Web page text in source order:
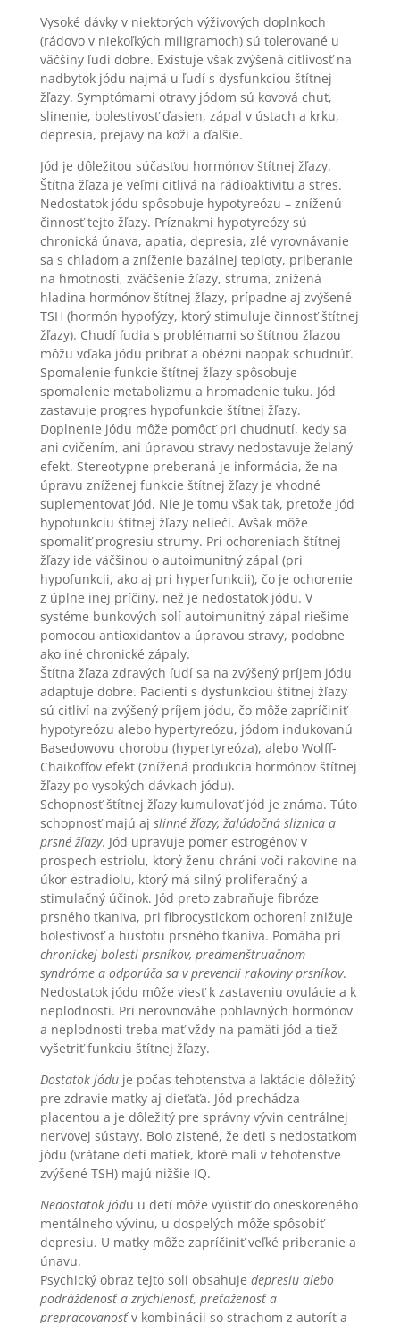
Vysoké dávky v niektorých výživových doplnkoch
(rádovo v niekoľkých miligramoch) sú tolerované u
väčšiny ľudí dobre. Existuje však zvýšená citlivosť na
nadbytok jódu najmä u ľudí s dysfunkciou štítnej
žľazy. Symptómami otravy jódom sú kovová chuť,
slinenie, bolestivosť ďasien, zápal v ústach a krku,
depresia, prejavy na koži a ďalšie.
Jód je dôležitou súčasťou hormónov štítnej žľazy.
Štítna žľaza je veľmi citlivá na rádioaktivitu a stres.
Nedostatok jódu spôsobuje hypotyreózu – zníženú
činnosť tejto žľazy. Príznakmi hypotyreózy sú
chronická únava, apatia, depresia, zlé vyrovnávanie
sa s chladom a zníženie bazálnej teploty, priberanie
na hmotnosti, zväčšenie žľazy, struma, znížená
hladina hormónov štítnej žľazy, prípadne aj zvýšené
TSH (hormón hypofýzy, ktorý stimuluje činnosť štítnej
žľazy). Chudí ľudia s problémami so štítnou žľazou
môžu vďaka jódu pribrať a obézni naopak schudnúť.
Spomalenie funkcie štítnej žľazy spôsobuje
spomalenie metabolizmu a hromadenie tuku. Jód
zastavuje progres hypofunkcie štítnej žľazy.
Doplnenie jódu môže pomôcť pri chudnutí, kedy sa
ani cvičením, ani úpravou stravy nedostavuje želaný
efekt. Stereotypne preberaná je informácia, že na
úpravu zníženej funkcie štítnej žľazy je vhodné
suplementovať jód. Nie je tomu však tak, pretože jód
hypofunkciu štítnej žľazy nelieči. Avšak môže
spomaliť progresiu strumy. Pri ochoreniach štítnej
žľazy ide väčšinou o autoimunitný zápal (pri
hypofunkcii, ako aj pri hyperfunkcii), čo je ochorenie
z úplne inej príčiny, než je nedostatok jódu. V
systéme bunkových solí autoimunitný zápal riešime
pomocou antioxidantov a úpravou stravy, podobne
ako iné chronické zápaly.
Štítna žľaza zdravých ľudí sa na zvýšený príjem jódu
adaptuje dobre. Pacienti s dysfunkciou štítnej žľazy
sú citliví na zvýšený príjem jódu, čo môže zapríčiniť
hypotyreózu alebo hypertyreózu, jódom indukovanú
Basedowovu chorobu (hypertyreóza), alebo Wolff-
Chaikoffov efekt (znížená produkcia hormónov štítnej
žľazy po vysokých dávkach jódu).
Schopnosť štítnej žľazy kumulovať jód je známa. Túto
schopnosť majú aj slinné žľazy, žalúdočná sliznica a
prsné žľazy. Jód upravuje pomer estrogénov v
prospech estriolu, ktorý ženu chráni voči rakovine na
úkor estradiolu, ktorý má silný proliferačný a
stimulačný účinok. Jód preto zabraňuje fibróze
prsného tkaniva, pri fibrocystickom ochorení znižuje
bolestivosť a hustotu prsného tkaniva. Pomáha pri
chronickej bolesti prsníkov, predmenštruačnom
syndróme a odporúča sa v prevencii rakoviny prsníkov.
Nedostatok jódu môže viesť k zastaveniu ovulácie a k
neplodnosti. Pri nerovnováhe pohlavných hormónov
a neplodnosti treba mať vždy na pamäti jód a tiež
vyšetriť funkciu štítnej žľazy.
Dostatok jóduje počas tehotenstva a laktácie dôležitý
pre zdravie matky aj dieťaťa. Jód prechádza
placentou a je dôležitý pre správny vývin centrálnej
nervovej sústavy. Bolo zistené, že deti s nedostatkom
jódu (vrátane detí matiek, ktoré mali v tehotenstve
zvýšené TSH) majú nižšie IQ.
Nedostatok jódu u detí môže vyústiť do oneskoreného
mentálneho vývinu, u dospelých môže spôsobiť
depresiu. U matky môže zapríčiniť veľké priberanie a
únavu.
Psychický obraz tejto soli obsahuje depresiu alebo
podráždenosť a zrýchlenosť, preťaženosť a
prepracovanosťv kombinácii so strachom z autorít a